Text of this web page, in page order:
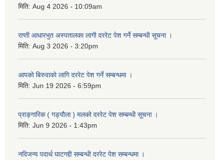
मिति: Aug 4 2026 - 10:09am
राप्ती आधारभुत अस्पतालका लागी दररेट पेश गर्ने सम्बन्धी सूचना ।
मिति: Aug 3 2026 - 3:20pm
आपकाे बिरुवाकाे लागि दररेट पेश गर्ने सम्बन्धमा ।
मिति: Jun 19 2026 - 6:59pm
प्राङ्गारिक ( गड्यौला ) मलको दररेट पेश सम्बम्धी सूचना ।
मिति: Jun 9 2026 - 1:43pm
नदिजन्य पदार्थ घाटगद्दी सम्बन्धी दररेट पेश सम्बन्धमा ।